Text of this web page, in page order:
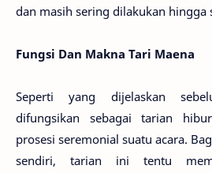
dan masih sering dilakukan hingga
Fungsi Dan Makna Tari Maena
Seperti yang dijelaskan
difungsikan sebagai tarian
prosesi seremonial suatu acara.
sendiri, tarian ini tentu